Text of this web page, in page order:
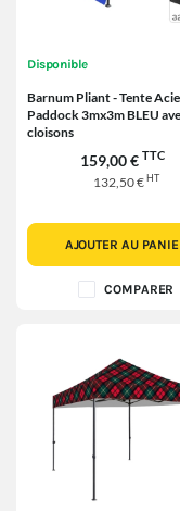
Disponible
Barnum Pliant - Tente
Paddock 3mx3m BLEU
cloisons
159,00 € TTC
132,50 €HT
AJOUTER AU
COMPARER